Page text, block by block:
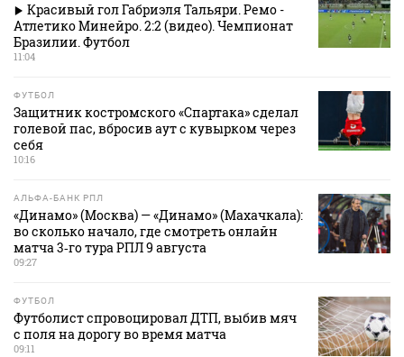
Красивый гол Габриэля Тальяри. Ремо -
Атлетико Минейро. 2:2 (видео). Чемпионат
Бразилии. Футбол
11:04
ФУТБОЛ
Защитник костромского «Спартака» сделал
голевой пас, вбросив аут с кувырком через
себя
10:16
АЛЬФА-БАНК РПЛ
«Динамо» (Москва) — «Динамо» (Махачкала):
во сколько начало, где смотреть онлайн
матча 3‑го тура РПЛ 9 августа
09:27
ФУТБОЛ
Футболист спровоцировал ДТП, выбив мяч
с поля на дорогу во время матча
09:11